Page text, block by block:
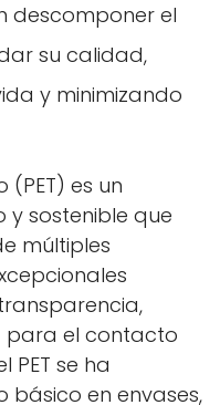
descomponer el
su calidad,
y minimizando
es un
y sostenible que
múltiples
para el contacto
PET se ha
en envases,